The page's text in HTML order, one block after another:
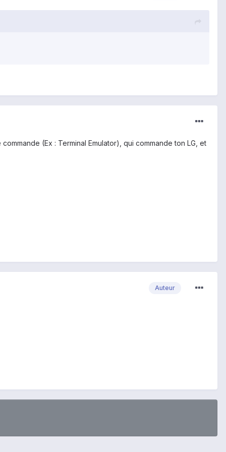
(Ex : Terminal Emulator), qui commande ton LG, et
Auteur